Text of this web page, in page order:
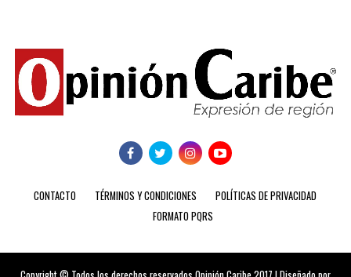
CONTACTO TÉRMINOS Y CONDICIONES
POLÍTICAS DE PRIVACIDAD
FORMATO PQRS